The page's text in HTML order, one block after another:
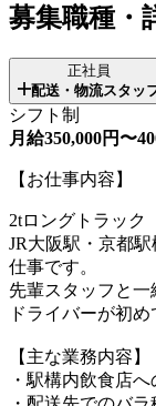
募集職種・
正社員
配送・物流スタッ
シフト制
月給350,000円〜
【お仕事内容】
2tロングトラック
JR大阪駅・京都
仕事です。
先輩スタッフと一
ドライバーが初
【主な業務内容】
・駅構内飲食店